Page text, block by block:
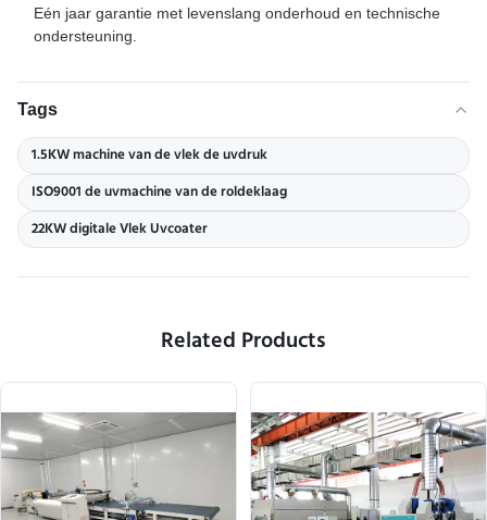
Eén jaar garantie met levenslang onderhoud en technische
ondersteuning.
Tags
1.5KW machine van de vlek de uvdruk
ISO9001 de uvmachine van de roldeklaag
22KW digitale Vlek Uvcoater
Related Products